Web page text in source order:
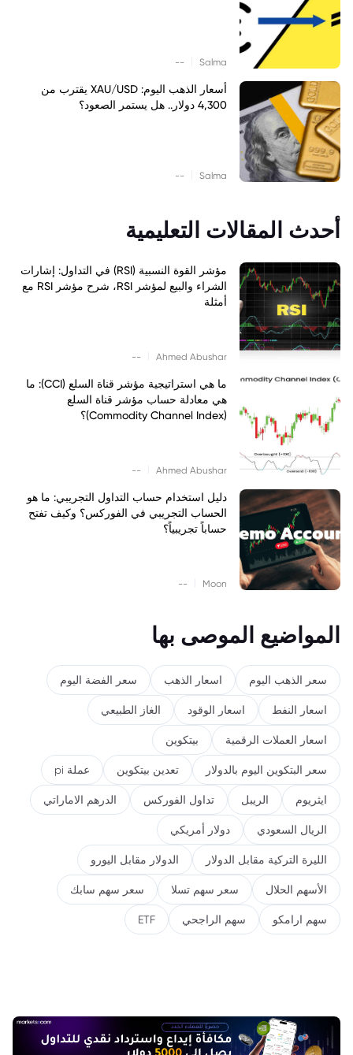
Salma
--
أسعار الذهب اليوم: XAU/USD يقترب من
4,300 دولار.. هل يستمر الصعود؟
Salma
--
أحدث المقالات التعليمية
مؤشر القوة النسبية (RSI) في التداول: إشارات
الشراء والبيع لمؤشر RSI، شرح مؤشر RSI مع
أمثلة
Ahmed Abushar
--
ما هي استراتيجية مؤشر قناة السلع (CCI): ما
هي معادلة حساب مؤشر قناة السلع
(Commodity Channel Index)؟
Ahmed Abushar
--
دليل استخدام حساب التداول التجريبي: ما هو
الحساب التجريبي في الفوركس؟ وكيف تفتح
حساباً تجريبياً؟
Moon
--
المواضيع الموصى بها
سعر الذهب اليوم اسعار الذهب سعر الفضة اليوم
اسعار النفط اسعار الوقود الغاز الطبيعي
اسعار العملات الرقمية بيتكوين
سعر البتكوين اليوم بالدولار تعدين بيتكوين عملة pi
ايثريوم الريبل تداول الفوركس الدرهم الاماراتي
الريال السعودي دولار أمريكي
الليرة التركية مقابل الدولار الدولار مقابل اليورو
الأسهم الحلال سعر سهم تسلا سعر سهم سابك
سهم ارامكو سهم الراجحي ETF